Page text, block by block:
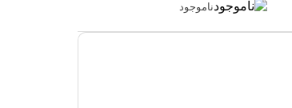
ناموجود